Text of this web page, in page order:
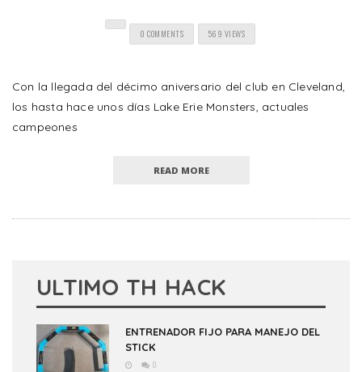
0 COMMENTS 569 VIEWS
Con la llegada del décimo aniversario del club en Cleveland,
los hasta hace unos días Lake Erie Monsters, actuales
campeones
READ MORE
ULTIMO TH HACK
ENTRENADOR FIJO PARA MANEJO DEL
STICK
0